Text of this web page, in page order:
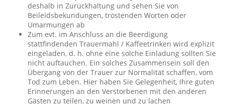
deshalb in Zurückhaltung und sehen Sie von
Beileidsbekundungen, tröstenden Worten oder
Umarmungen ab
Zum evt. im Anschluss an die Beerdigung
stattfindenden Trauermahl / Kaffeetrinken wird explizit
eingeladen, d. h. ohne eine solche Einladung sollten Sie
nicht auftauchen. Ein solches Zusammensein soll den
Übergang von der Trauer zur Normalität schaffen, vom
Tod zum Leben. Hier haben Sie Gelegenheit, Ihre guten
Erinnerungen an den Verstorbenen mit den anderen
Gästen zu teilen, zu weinen und zu lachen